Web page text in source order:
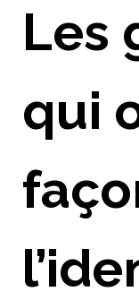
Les
qui